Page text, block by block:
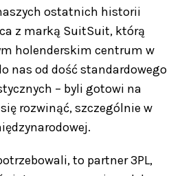
ostatnich historii
z marką SuitSuit, którą
holenderskim centrum w
nas od dość standardowego
– byli gotowi na
rozwinąć, szczególnie w
to partner 3PL,